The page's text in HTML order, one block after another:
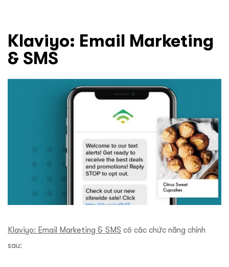
Klaviyo: Email Marketing
& SMS
Klaviyo: Email Marketing & SMS có các chức năng chính
sau: